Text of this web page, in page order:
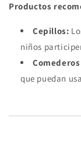
Productos
Cepillos:
niños
que puedan